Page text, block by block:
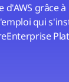
d'AWS grâce
qui